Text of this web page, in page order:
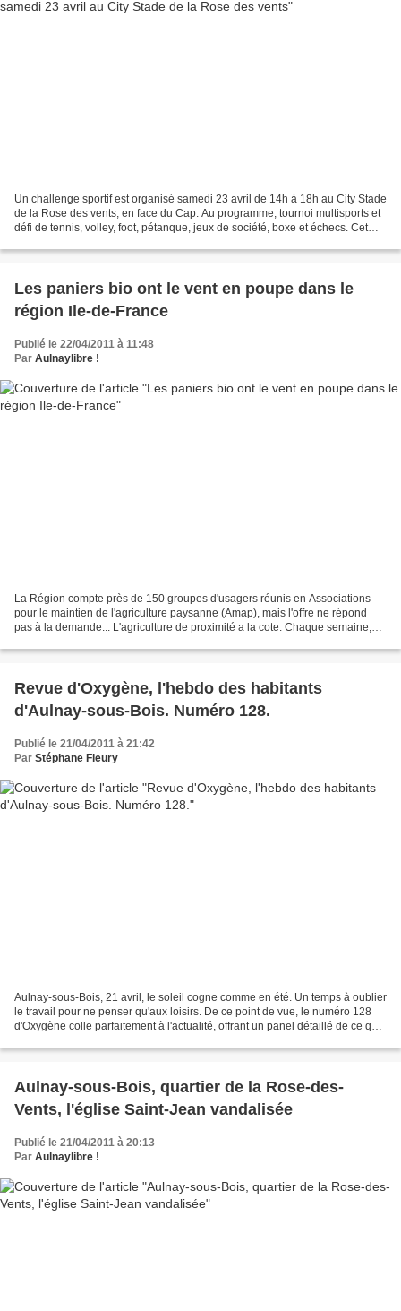
Un challenge sportif est organisé samedi 23 avril de 14h à 18h au City Stade
de la Rose des vents, en face du Cap. Au programme, tournoi multisports et
défi de tennis, volley, foot, pétanque, jeux de société, boxe et échecs. Cet
Les paniers bio ont le vent en poupe dans le
région Ile-de-France
Publié le 22/04/2011 à 11:48
Par Aulnaylibre !
La Région compte près de 150 groupes d'usagers réunis en Associations
pour le maintien de l'agriculture paysanne (Amap), mais l'offre ne répond
pas à la demande... L'agriculture de proximité a la cote. Chaque semaine,
Revue d'Oxygène, l'hebdo des habitants
d'Aulnay-sous-Bois. Numéro 128.
Publié le 21/04/2011 à 21:42
Par Stéphane Fleury
Aulnay-sous-Bois, 21 avril, le soleil cogne comme en été. Un temps à oublier
le travail pour ne penser qu'aux loisirs. De ce point de vue, le numéro 128
d'Oxygène colle parfaitement à l'actualité, offrant un panel détaillé de ce que
Aulnay-sous-Bois, quartier de la Rose-des-
Vents, l'église Saint-Jean vandalisée
Publié le 21/04/2011 à 20:13
Par Aulnaylibre !